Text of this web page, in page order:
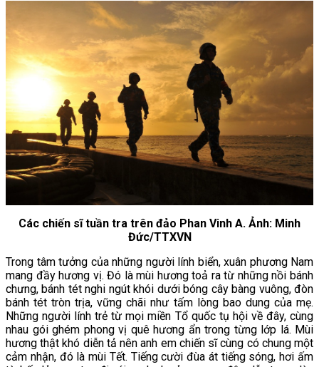
Các chiến sĩ tuần tra trên đảo Phan Vinh A. Ảnh: Minh
Đức/TTXVN
Trong tâm tưởng của những người lính biển, xuân phương Nam
mang đầy hương vị. Đó là mùi hương toả ra từ những nồi bánh
chưng, bánh tét nghi ngút khói dưới bóng cây bàng vuông, đòn
bánh tét tròn trịa, vững chãi như tấm lòng bao dung của mẹ.
Những người lính trẻ từ mọi miền Tổ quốc tụ hội về đây, cùng
nhau gói ghém phong vị quê hương ẩn trong từng lớp lá. Mùi
hương thật khó diễn tả nên anh em chiến sĩ cùng có chung một
cảm nhận, đó là mùi Tết. Tiếng cười đùa át tiếng sóng, hơi ấm